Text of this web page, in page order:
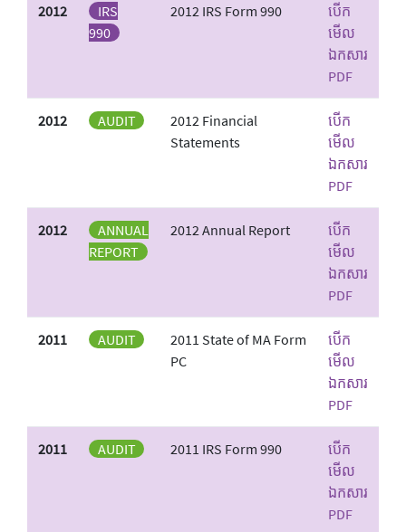
2012
IRS
990
2012 IRS Form 990
បើក
មើល
ឯកសារ
PDF
2012 AUDIT
2012 Financial
Statements
បើក
មើល
ឯកសារ
PDF
2012
ANNUAL
REPORT
2012 Annual Report
បើក
មើល
ឯកសារ
PDF
2011 AUDIT
2011 State of MA Form
PC
បើក
មើល
ឯកសារ
PDF
2011 AUDIT 2011 IRS Form 990
បើក
មើល
ឯកសារ
PDF